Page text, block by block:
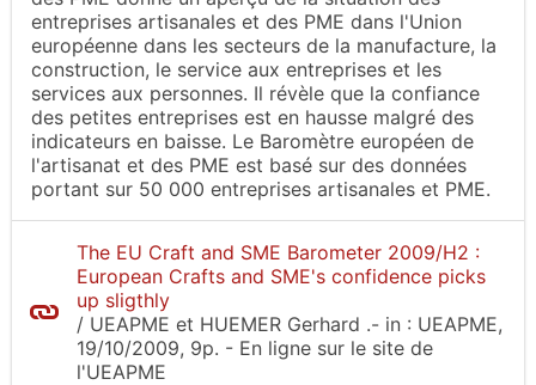
entreprises artisanales et des PME dans l'Union
européenne dans les secteurs de la manufacture, la
construction, le service aux entreprises et les
services aux personnes. Il révèle que la confiance
des petites entreprises est en hausse malgré des
indicateurs en baisse. Le Baromètre européen de
l'artisanat et des PME est basé sur des données
portant sur 50 000 entreprises artisanales et PME.
The EU Craft and SME Barometer 2009/H2 :
European Crafts and SME's confidence picks
up sligthly
/ UEAPME et HUEMER Gerhard .- in : UEAPME,
19/10/2009, 9p. - En ligne sur le site de
l'UEAPME